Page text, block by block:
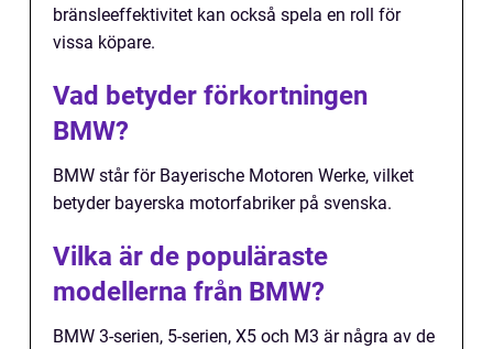
bränsleeffektivitet kan också spela en roll för
vissa köpare.
Vad betyder förkortningen
BMW?
BMW står för Bayerische Motoren Werke, vilket
betyder bayerska motorfabriker på svenska.
Vilka är de populäraste
modellerna från BMW?
BMW 3-serien, 5-serien, X5 och M3 är några av de